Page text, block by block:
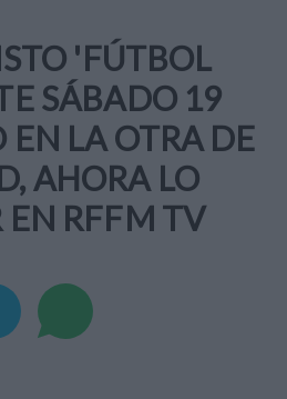
'FÚTBOL
SÁBADO 19
EN LA OTRA DE
AHORA LO
EN RFFM TV